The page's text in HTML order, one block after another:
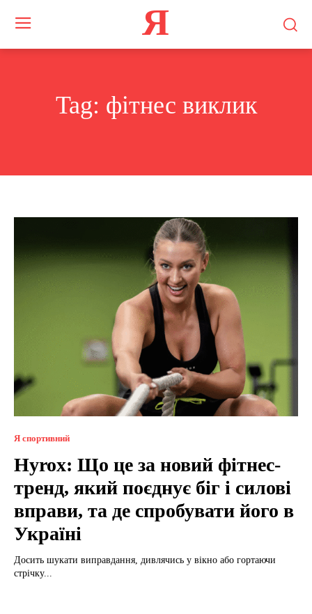
Я
Tag: фітнес виклик
Я спортивний
Hyrox: Що це за новий фітнес-
тренд, який поєднує біг і силові
вправи, та де спробувати його в
Україні
Досить шукати виправдання, дивлячись у вікно або гортаючи
стрічку...